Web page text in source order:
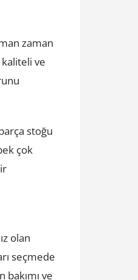
zaman
ve
stoğu
çok
olan
seçmede
bakımı ve